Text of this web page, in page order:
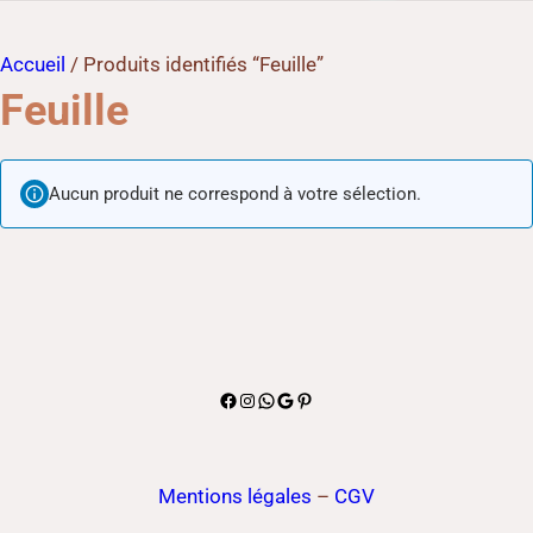
Accueil / Produits identifiés “Feuille”
Feuille
Aucun produit ne correspond à votre sélection.
Facebook
Instagram
WhatsApp
Google
Pinterest
Mentions légales – CGV